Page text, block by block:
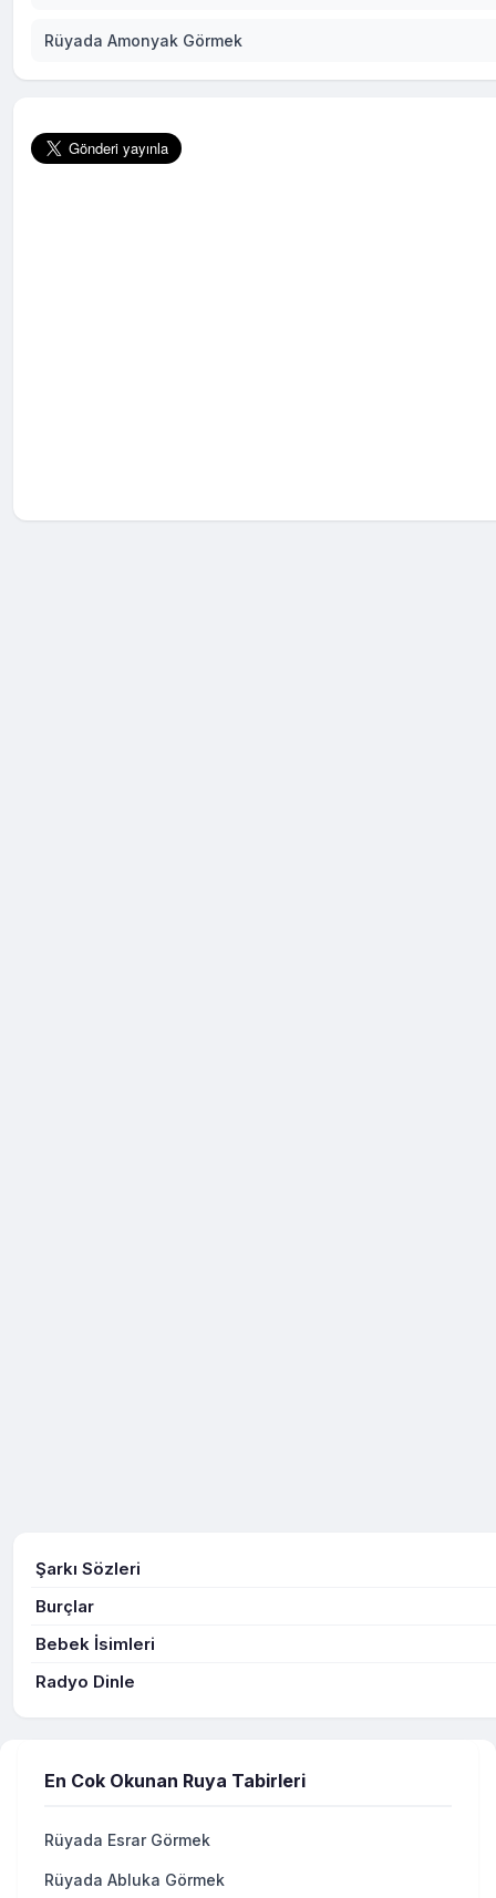
Rüyada Amonyak Görmek
Şarkı Sözleri
Burçlar
Bebek İsimleri
Radyo Dinle
En Cok Okunan Ruya Tabirleri
Rüyada Esrar Görmek
Rüyada Abluka Görmek